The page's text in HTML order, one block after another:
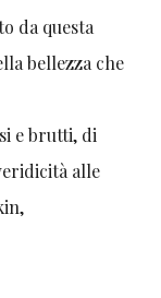
da questa
bellezza che
e brutti, di
alle